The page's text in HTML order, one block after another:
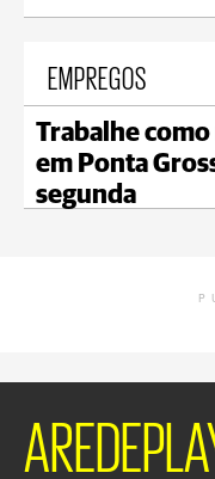
EMPREGOS
Trabalhe
em Ponta
segunda